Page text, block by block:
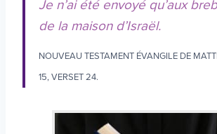
Je n’ai été envoyé qu’aux
de la maison d’Israël.
NOUVEAU TESTAMENT ÉVANGILE DE
15, VERSET 24.